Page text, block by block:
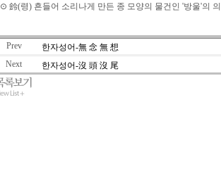
⊙ 鈴(령) 흔들어 소리나게 만든 종 모양의 물건인 '방울'의
Prev
한자성어-無 念 無 想
Next
한자성어-沒 頭 沒 尾